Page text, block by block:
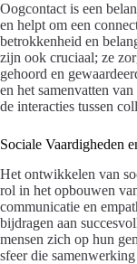
Oogcontact is een
en helpt om een
betrokkenheid en
zijn ook cruciaal; ze
gehoord en
en het samenvatten
de interacties tussen
Sociale Vaardigheden
Het ontwikkelen van
rol in het opbouwen
communicatie en
bijdragen aan
mensen zich op hun
sfeer die